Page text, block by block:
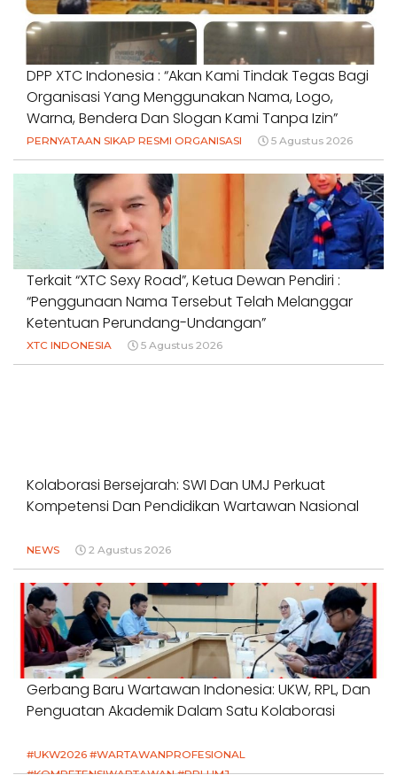
DPP XTC Indonesia : “Akan Kami Tindak Tegas Bagi
Organisasi Yang Menggunakan Nama, Logo,
Warna, Bendera Dan Slogan Kami Tanpa Izin”
PERNYATAAN SIKAP RESMI ORGANISASI 5 Agustus 2026
Terkait “XTC Sexy Road”, Ketua Dewan Pendiri :
“Penggunaan Nama Tersebut Telah Melanggar
Ketentuan Perundang-Undangan”
XTC INDONESIA 5 Agustus 2026
Kolaborasi Bersejarah: SWI Dan UMJ Perkuat
Kompetensi Dan Pendidikan Wartawan Nasional
NEWS 2 Agustus 2026
Gerbang Baru Wartawan Indonesia: UKW, RPL, Dan
Penguatan Akademik Dalam Satu Kolaborasi
#UKW2026 #WARTAWANPROFESIONAL